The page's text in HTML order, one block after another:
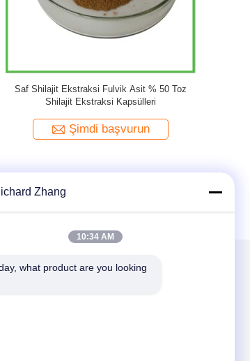
Bitki Ekstraktı Toz
6% Ginkgo Biloba
başvurun
EGB 761 Doğal Ginkgo
Gönder
Zhang
10:34 AM
what product are you looking